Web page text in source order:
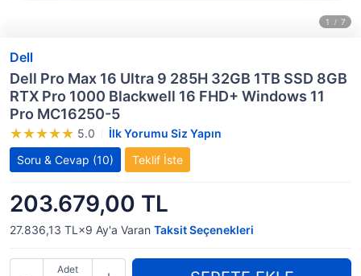
Dell
Dell Pro Max 16 Ultra 9 285H 32GB 1TB SSD 8GB
RTX Pro 1000 Blackwell 16 FHD+ Windows 11
Pro MC16250-5
5.0
İlk Yorumu Siz Yapın
Soru & Cevap (10) Teklif İste
203.679,00 TL
27.836,13 TL×9 Ay'a Varan Taksit Seçenekleri
Adet